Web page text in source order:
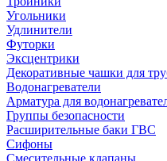
Угольники
Удлинители
Футорки
Эксцентрики
Декоративные чашки для
Водонагреватели
Арматура для
Группы безопасности
Расширительные баки ГВС
Сифоны
Смесительные клапаны